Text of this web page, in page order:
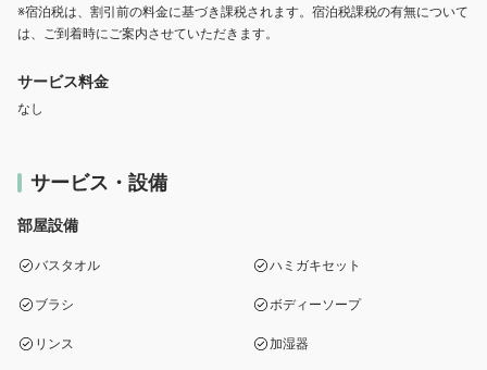
※宿泊税は、割引前の料金に基づき課税されます。宿泊税課税の有無について
は、ご到着時にご案内させていただきます。
サービス料金
なし
サービス・設備
部屋設備
バスタオル ハミガキセット
ブラシ ボディーソープ
リンス 加湿器